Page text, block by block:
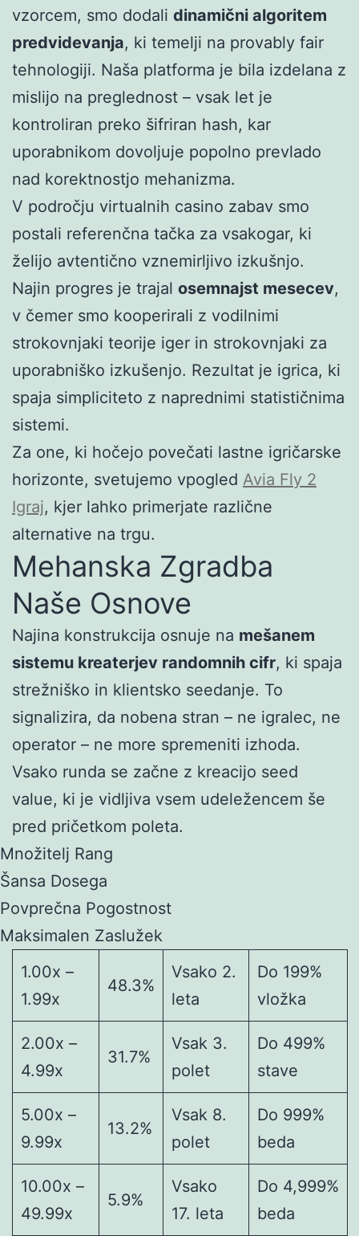
vzorcem, smo dodali dinamični algoritem
predvidevanja, ki temelji na provably fair
tehnologiji. Naša platforma je bila izdelana z
mislijo na preglednost – vsak let je
kontroliran preko šifriran hash, kar
uporabnikom dovoljuje popolno prevlado
nad korektnostjo mehanizma.
V področju virtualnih casino zabav smo
postali referenčna tačka za vsakogar, ki
želijo avtentično vznemirljivo izkušnjo.
Najin progres je trajal osemnajst mesecev,
v čemer smo kooperirali z vodilnimi
strokovnjaki teorije iger in strokovnjaki za
uporabniško izkušenjo. Rezultat je igrica, ki
spaja simpliciteto z naprednimi statističnima
sistemi.
Za one, ki hočejo povečati lastne igričarske
horizonte, svetujemo vpogled Avia Fly 2
Igraj, kjer lahko primerjate različne
alternative na trgu.
Mehanska Zgradba
Naše Osnove
Najina konstrukcija osnuje na mešanem
sistemu kreaterjev randomnih cifr, ki spaja
strežniško in klientsko seedanje. To
signalizira, da nobena stran – ne igralec, ne
operator – ne more spremeniti izhoda.
Vsako runda se začne z kreacijo seed
value, ki je vidljiva vsem udeležencem še
pred pričetkom poleta.
Množitelj Rang
Šansa Dosega
Povprečna Pogostnost
Maksimalen Zaslužek
1.00x –
1.99x
48.3%
Vsako 2.
leta
Do 199%
vložka
2.00x –
4.99x
31.7%
Vsak 3.
polet
Do 499%
stave
5.00x –
9.99x
13.2%
Vsak 8.
polet
Do 999%
beda
10.00x –
49.99x
5.9%
Vsako
17. leta
Do 4,999%
beda